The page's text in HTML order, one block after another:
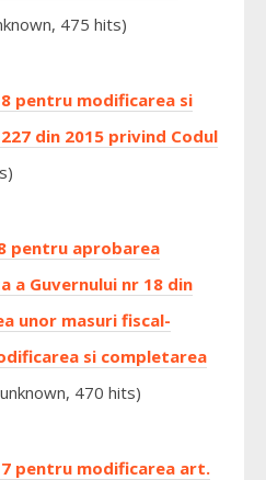
475 hits)
pentru modificarea si
din 2015 privind Codul
pentru aprobarea
a Guvernului nr 18 din
unor masuri fiscal-
si completarea
470 hits)
pentru modificarea art.